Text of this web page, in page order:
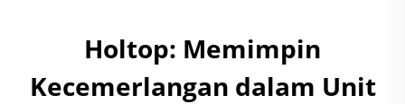
Holtop: Memimpin
Kecemerlangan dalam Unit